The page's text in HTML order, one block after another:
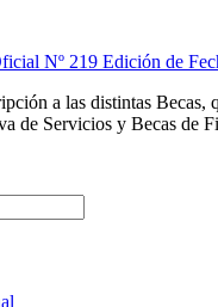
Nº 219 Edición de
a las distintas Becas,
de Servicios y Becas de